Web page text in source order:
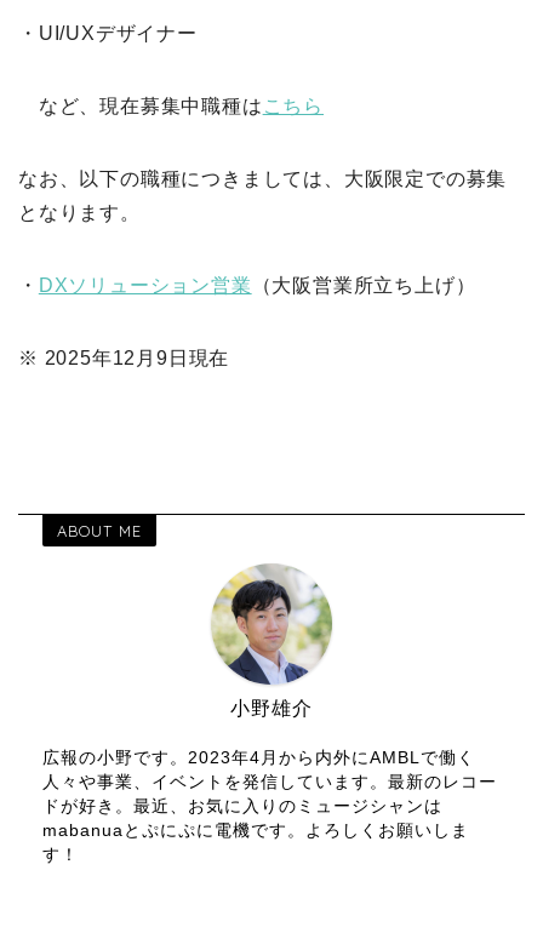
・UI/UXデザイナー
など、現在募集中職種は こちら
なお、以下の職種につきましては、大阪限定での募集
となります。
・ DXソリューション営業 （大阪営業所立ち上げ）
※ 2025年12月9日現在
ABOUT ME
小野雄介
広報の小野です。2023年4月から内外にAMBLで働く
人々や事業、イベントを発信しています。最新のレコー
ドが好き。最近、お気に入りのミュージシャンは
mabanuaとぷにぷに電機です。よろしくお願いしま
す！